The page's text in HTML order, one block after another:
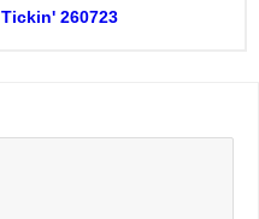
Tickin' 260723